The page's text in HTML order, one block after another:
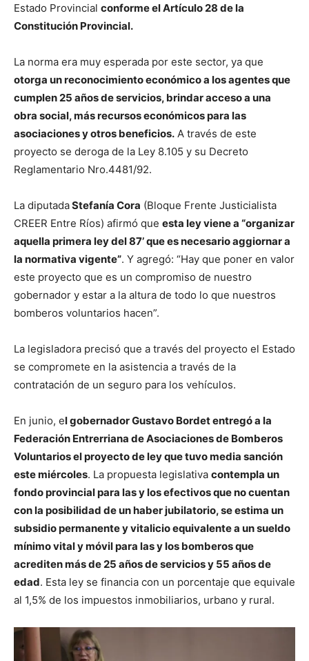
Estado Provincial conforme el Artículo 28 de la
Constitución Provincial.
La norma era muy esperada por este sector, ya que
otorga un reconocimiento económico a los agentes que
cumplen 25 años de servicios, brindar acceso a una
obra social, más recursos económicos para las
asociaciones y otros beneficios. A través de este
proyecto se deroga de la Ley 8.105 y su Decreto
Reglamentario Nro.4481/92.
La diputadaStefanía Cora (Bloque Frente Justicialista
CREER Entre Ríos) afirmó que esta ley viene a “organizar
aquella primera ley del 87’ que es necesario aggiornar a
la normativa vigente”. Y agregó: “Hay que poner en valor
este proyecto que es un compromiso de nuestro
gobernador y estar a la altura de todo lo que nuestros
bomberos voluntarios hacen”.
La legisladora precisó que a través del proyecto el Estado
se compromete en la asistencia a través de la
contratación de un seguro para los vehículos.
En junio, el gobernador Gustavo Bordet entregó a la
Federación Entrerriana de Asociaciones de Bomberos
Voluntarios el proyecto de ley que tuvo media sanción
este miércoles. La propuesta legislativa contempla un
fondo provincial para las y los efectivos que no cuentan
con la posibilidad de un haber jubilatorio, se estima un
subsidio permanente y vitalicio equivalente a un sueldo
mínimo vital y móvil para las y los bomberos que
acrediten más de 25 años de servicios y 55 años de
edad. Esta ley se financia con un porcentaje que equivale
al 1,5% de los impuestos inmobiliarios, urbano y rural.